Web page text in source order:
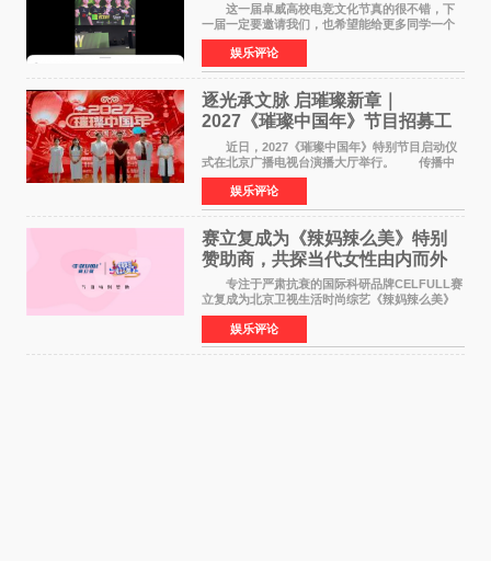
这一届卓威高校电竞文化节真的很不错，下
一届一定要邀请我们，也希望能给更多同学一个
来到现场的机会。 2026卓威高校电竞文化节
已经落下帷幕，在活动结束后，仍有不少高校电
竞社负责人和现
娱乐评论
逐光承文脉 启璀璨新章｜
2027《璀璨中国年》节目招募工
作圆满启动
近日，2027《璀璨中国年》特别节目启动仪
式在北京广播电视台演播大厅举行。 传播中
华优秀传统文化，弘扬纯正国风艺术，打造高规
格、高质感、正能量的文艺盛典，是璀璨中国年
矢志不渝的初心
娱乐评论
赛立复成为《辣妈辣么美》特别
赞助商，共探当代女性由内而外
活力美
专注于严肃抗衰的国际科研品牌CELFULL赛
立复成为北京卫视生活时尚综艺《辣妈辣么美》
的特别赞助商,明星辣妈袁咏仪倾情参与，向广大
都市女性传递健康生活新主张，寄语当代女性在
家庭与自我之间
娱乐评论